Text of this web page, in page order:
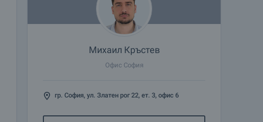
Михаил Кръстев
Офис София
гр. София, ул. Златен рог 22, ет. 3, офис 6